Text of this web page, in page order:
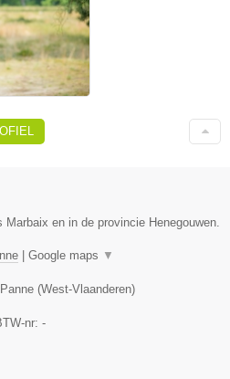
en in de provincie Henegouwen.
| Google maps ▼
(West-Vlaanderen)
nr: -